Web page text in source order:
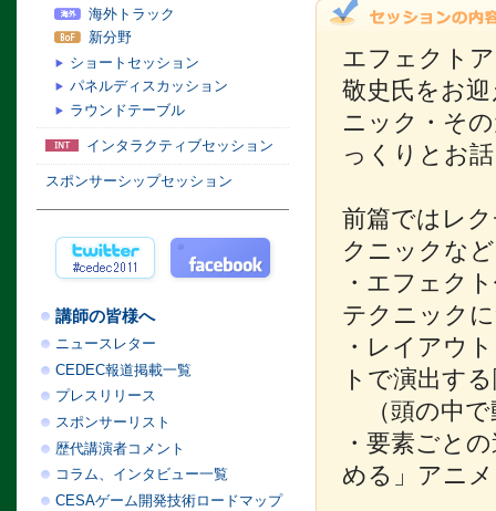
エフェクト
敬史氏をお
ニック・そ
っくりとお
前篇ではレ
クニックな
・エフェク
テクニック
・レイアウ
トで演出す
（頭の中で
・要素ごと
める」アニ
海外トラック
新分野
ショートセッション
パネルディスカッション
ラウンドテーブル
インタラクティブセッション
スポンサーシップセッション
講師の皆様へ
ニュースレター
CEDEC報道掲載一覧
プレスリリース
スポンサーリスト
歴代講演者コメント
コラム、インタビュー一覧
CESAゲーム開発技術ロードマップ